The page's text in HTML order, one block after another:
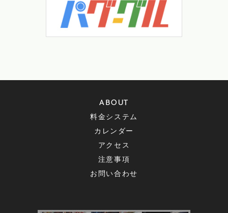
ABOUT
料金システム
カレンダー
アクセス
注意事項
お問い合わせ